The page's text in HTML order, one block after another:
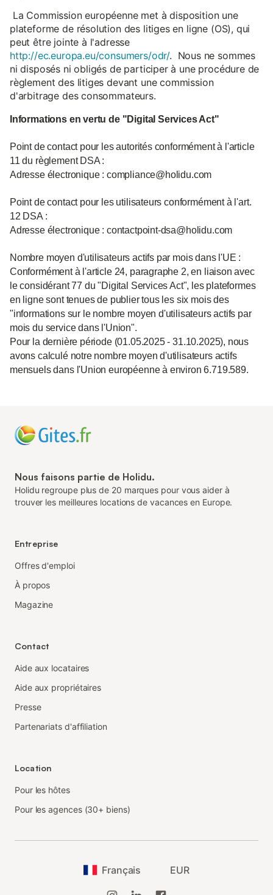
La Commission européenne met à disposition une
plateforme de résolution des litiges en ligne (OS), qui
peut être jointe à l'adresse
http://ec.europa.eu/consumers/odr/. Nous ne sommes
ni disposés ni obligés de participer à une procédure de
règlement des litiges devant une commission
d'arbitrage des consommateurs.
Informations en vertu de "Digital Services Act"
Point de contact pour les autorités conformément à l'article
11 du règlement DSA :
Adresse électronique : compliance@holidu.com
Point de contact pour les utilisateurs conformément à l'art.
12 DSA :
Adresse électronique : contactpoint-dsa@holidu.com
Nombre moyen d'utilisateurs actifs par mois dans l'UE :
Conformément à l'article 24, paragraphe 2, en liaison avec
le considérant 77 du "Digital Services Act", les plateformes
en ligne sont tenues de publier tous les six mois des
"informations sur le nombre moyen d'utilisateurs actifs par
mois du service dans l'Union".
Pour la dernière période (01.05.2025 - 31.10.2025), nous
avons calculé notre nombre moyen d'utilisateurs actifs
mensuels dans l'Union européenne à environ 6.719.589.
Nous faisons partie de Holidu.
Holidu regroupe plus de 20 marques pour vous aider à
trouver les meilleures locations de vacances en Europe.
Entreprise
Offres d'emploi
À propos
Magazine
Contact
Aide aux locataires
Aide aux propriétaires
Presse
Partenariats d'affiliation
Location
Pour les hôtes
Pour les agences (30+ biens)
Français EUR